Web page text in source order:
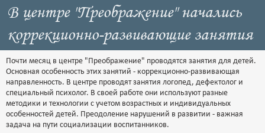
В центре "Преображение" начались
коррекционно-развивающие занятия
Почти месяц в центре "Преображение" проводятся занятия для детей.
Основная особенность этих занятий - коррекционно-развивающая
направленность. В центре проводят занятия логопед, дефектолог и
специальный психолог. В своей работе они используют разные
методики и технологии с учетом возрастных и индивидуальных
особенностей детей. Преодоление нарушений в развитии - важная
задача на пути социализации воспитанников.